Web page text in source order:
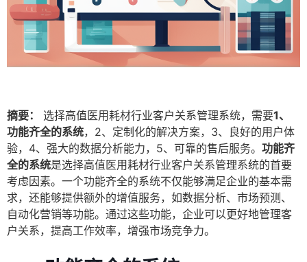
摘要： 选择高值医用耗材行业客户关系管理系统，需要1、
功能齐全的系统，2、定制化的解决方案，3、良好的用户体
验，4、强大的数据分析能力，5、可靠的售后服务。 功能齐
全的系统是选择高值医用耗材行业客户关系管理系统的首要
考虑因素。一个功能齐全的系统不仅能够满足企业的基本需
求，还能够提供额外的增值服务，如数据分析、市场预测、
自动化营销等功能。通过这些功能，企业可以更好地管理客
户关系，提高工作效率，增强市场竞争力。